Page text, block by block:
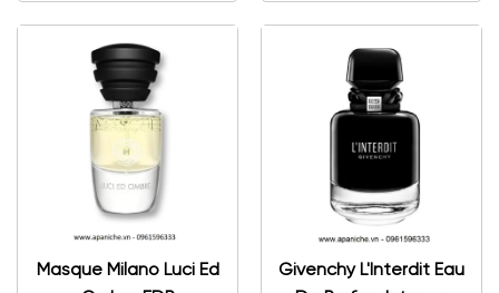
Masque Milano Luci Ed
Givenchy L'Interdit Eau